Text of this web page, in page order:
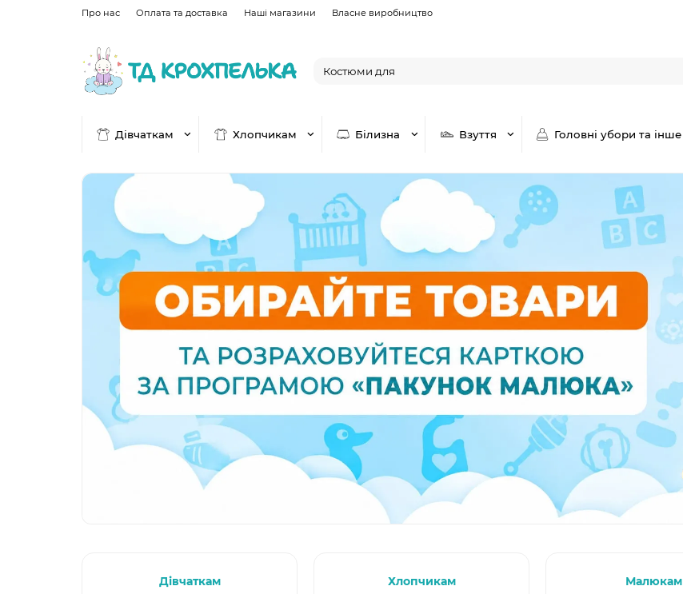
Про нас Оплата та доставка Наші магазини Власне виробництво
Дівчаткам Хлопчикам Білизна Взуття Головні убори та інше
Дівчаткам Хлопчикам Малюкам